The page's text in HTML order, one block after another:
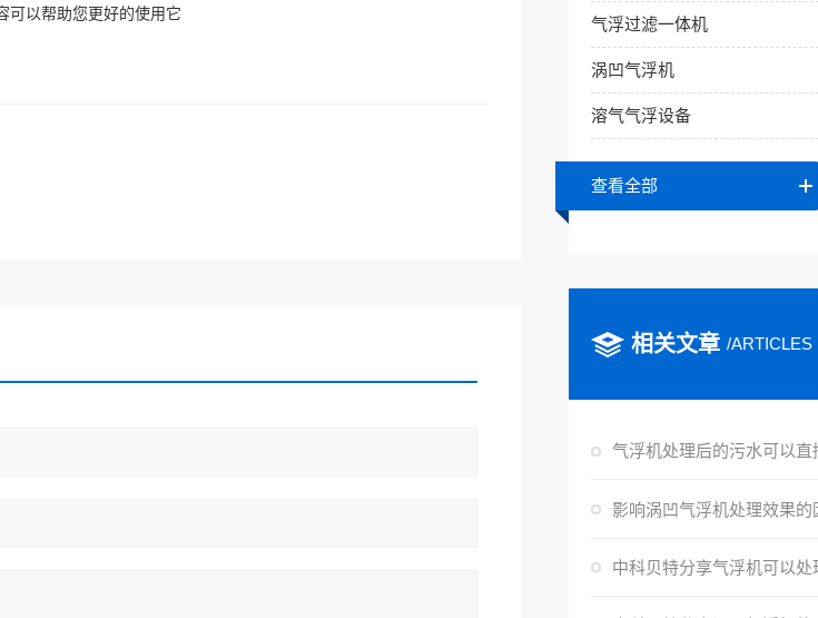
以帮助您更好的使用它
气浮过滤一体机
涡凹气浮机
溶气气浮设备
查看全部
相关文章 /ARTICLES